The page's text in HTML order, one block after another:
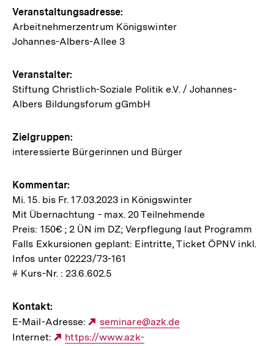
Hinweise
zur
Veranstaltungsadresse:
Arbeitnehmerzentrum Königswinter
Johannes-Albers-Allee 3
Veranstalter:
Stiftung Christlich-Soziale Politik e.V. / Johannes-
Albers Bildungsforum gGmbH
Zielgruppen:
interessierte Bürgerinnen und Bürger
Kommentar:
Mi. 15. bis Fr. 17.03.2023 in Königswinter
Mit Übernachtung - max. 20 Teilnehmende
Preis: 150€ ; 2 ÜN im DZ; Verpflegung laut Programm
Falls Exkursionen geplant: Eintritte, Ticket ÖPNV inkl.
Infos unter 02223/73-161
# Kurs-Nr. : 23.6.602.5
Kontakt:
E-Mail-Adresse:
Externer
Link:
seminare@azk.de
Internet:
Externer
https://www.azk-